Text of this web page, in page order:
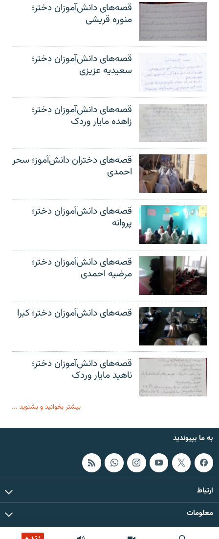
قصه‌های دانش‌آموزان دختر؛
منوره قریشی
قصه‌های دانش‌آموزان دختر؛
سعیدیه عزیزی
قصه‌های دانش‌آموزان دختر؛
زاهده مایار وردک
قصه‌های دختران دانش‌آموز؛ سحر
احمدی
قصه‌های دانش‌آموزان دختر؛
پروانه
قصه‌های دانش‌آموزان دختر؛
مرضیه احمدی
قصه‌های دانش‌آموزان دختر؛ کبرا
قصه‌های دانش‌آموزان دختر؛
ناهید مایار وردک
بیشتر بخوانید و بشنوید ...
به ما بپیوندید
ارتباط
معلومات